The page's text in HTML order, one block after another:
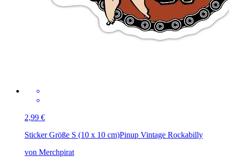
2,99 €
Sticker Größe S (10 x 10 cm)Pinup Vintage Rockabilly
von Merchpirat